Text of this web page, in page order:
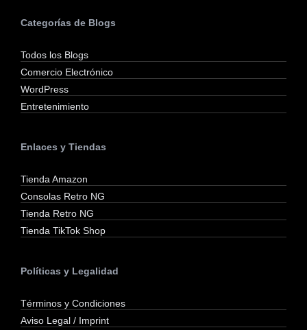
Categorías de Blogs
Todos los Blogs
Comercio Electrónico
WordPress
Entretenimiento
Enlaces y Tiendas
Tienda Amazon
Consolas Retro NG
Tienda Retro NG
Tienda TikTok Shop
Políticas y Legalidad
Términos y Condiciones
Aviso Legal / Imprint